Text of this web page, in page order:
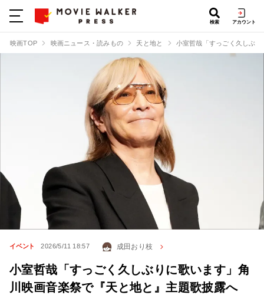
検索 アカウント
映画TOP 映画ニュース・読みもの 天と地と 小室哲哉「すっごく久しぶ
イベント 2026/5/11 18:57 成田おり枝
小室哲哉「すっごく久しぶりに歌います」角
川映画音楽祭で『天と地と』主題歌披露へ